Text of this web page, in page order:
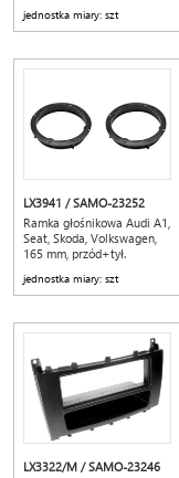
jednostka miary: szt
LX3941 / SAMO-23252
Ramka głośnikowa Audi A1,
Seat, Skoda, Volkswagen,
165 mm, przód+tył.
jednostka miary: szt
LX3322/M / SAMO-23246